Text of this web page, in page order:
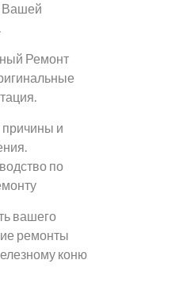
Вашей
Ремонт
причины и
по
вашего
ремонты
коню